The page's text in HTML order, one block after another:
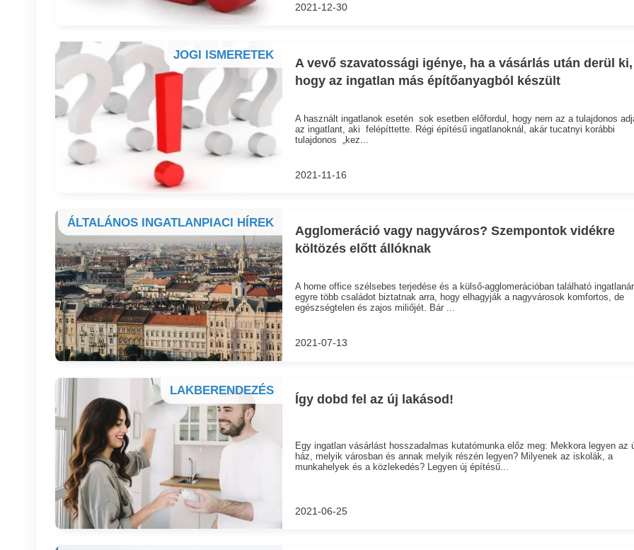
2021-12-30
JOGI ISMERETEK
A vevő szavatossági igénye, ha a vásárlás után derül ki,
hogy az ingatlan más építőanyagból készült
A használt ingatlanok esetén sok esetben előfordul, hogy nem az a tulajdonos
az ingatlant, aki felépíttette. Régi építésű ingatlanoknál, akár tucatnyi korábbi
tulajdonos „kez...
2021-11-16
ÁLTALÁNOS INGATLANPIACI HÍREK
Agglomeráció vagy nagyváros? Szempontok vidékre
költözés előtt állóknak
A home office szélsebes terjedése és a külső-agglomerációban található
egyre több családot biztatnak arra, hogy elhagyják a nagyvárosok komfortos, de
egészségtelen és zajos miliőjét. Bár ...
2021-07-13
LAKBERENDEZÉS
Így dobd fel az új lakásod!
Egy ingatlan vásárlást hosszadalmas kutatómunka előz meg: Mekkora legyen az
ház, melyik városban és annak melyik részén legyen? Milyenek az iskolák, a
munkahelyek és a közlekedés? Legyen új építésű...
2021-06-25